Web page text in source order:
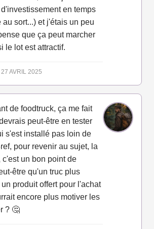
en temps
au sort...) et j'étais un peu
que ça peut marcher
le lot est attractif.
27 AVRIL 2025
de foodtruck, ça me fait
peut-être en tester
s'est installé pas loin de
pour revenir au sujet, la
c'est un bon point de
être qu'un truc plus
produit offert pour l'achat
encore plus motiver les
? 🤔